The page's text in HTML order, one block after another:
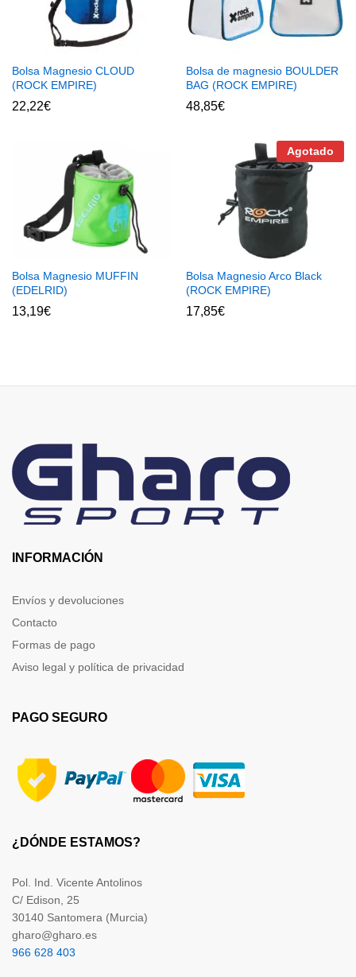
Bolsa Magnesio CLOUD
(ROCK EMPIRE)
22,22€
Bolsa de magnesio BOULDER
BAG (ROCK EMPIRE)
48,85€
Bolsa Magnesio MUFFIN
(EDELRID)
13,19€
Agotado
Bolsa Magnesio Arco Black
(ROCK EMPIRE)
17,85€
INFORMACIÓN
Envíos y devoluciones
Contacto
Formas de pago
Aviso legal y política de privacidad
PAGO SEGURO
¿DÓNDE ESTAMOS?
Pol. Ind. Vicente Antolinos
C/ Edison, 25
30140 Santomera (Murcia)
gharo@gharo.es
966 628 403